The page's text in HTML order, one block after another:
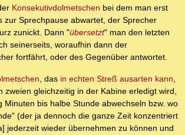
Konsekutivdolmetschen bei dem man erst
zur Sprechpause abwartet, der Sprecher
zunickt. Dann "übersetzt" man den letzten
seinerseits, woraufhin dann der
fortfährt, oder des Gegenüber antwortet.
, das in echten Streß ausarten kann,
zweien gleichzeitig in der Kabine erledigt wird,
Minuten bis halbe Stunde abwechseln bzw. wo
(der ja dennoch die ganze Zeit konzentriert
jederzeit wieder übernehmen zu können und